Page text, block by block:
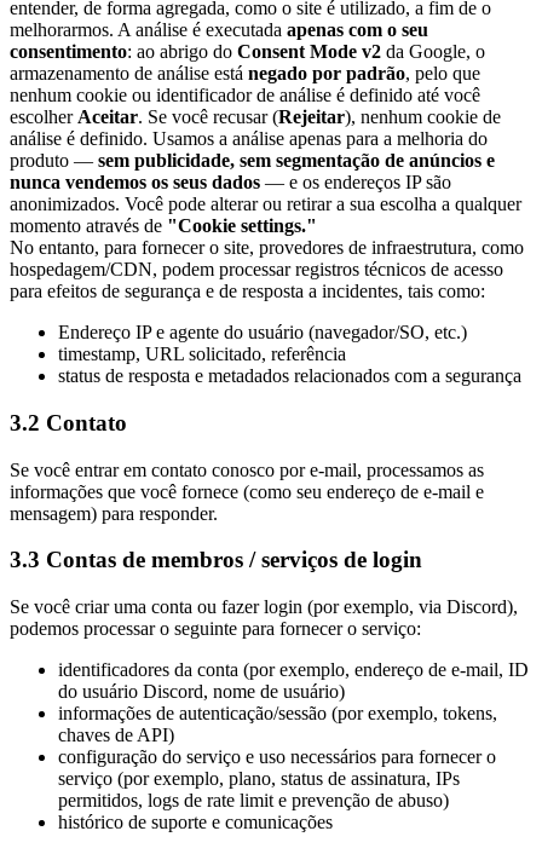
entender, de forma agregada, como o site é utilizado, a fim de o
melhorarmos. A análise é executada apenas com o seu
consentimento: ao abrigo do Consent Mode v2 da Google, o
armazenamento de análise está negado por padrão, pelo que
nenhum cookie ou identificador de análise é definido até você
escolher Aceitar. Se você recusar (Rejeitar), nenhum cookie de
análise é definido. Usamos a análise apenas para a melhoria do
produto — sem publicidade, sem segmentação de anúncios e
nunca vendemos os seus dados — e os endereços IP são
anonimizados. Você pode alterar ou retirar a sua escolha a qualquer
momento através de "Cookie settings."
No entanto, para fornecer o site, provedores de infraestrutura, como
hospedagem/CDN, podem processar registros técnicos de acesso
para efeitos de segurança e de resposta a incidentes, tais como:
Endereço IP e agente do usuário (navegador/SO, etc.)
timestamp, URL solicitado, referência
status de resposta e metadados relacionados com a segurança
3.2 Contato
Se você entrar em contato conosco por e-mail, processamos as
informações que você fornece (como seu endereço de e-mail e
mensagem) para responder.
3.3 Contas de membros / serviços de login
Se você criar uma conta ou fazer login (por exemplo, via Discord),
podemos processar o seguinte para fornecer o serviço:
identificadores da conta (por exemplo, endereço de e-mail, ID
do usuário Discord, nome de usuário)
informações de autenticação/sessão (por exemplo, tokens,
chaves de API)
configuração do serviço e uso necessários para fornecer o
serviço (por exemplo, plano, status de assinatura, IPs
permitidos, logs de rate limit e prevenção de abuso)
histórico de suporte e comunicações